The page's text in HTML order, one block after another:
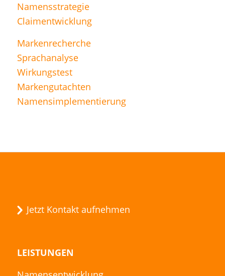
Namensstrategie
Claimentwicklung
Markenrecherche
Sprachanalyse
Wirkungstest
Markengutachten
Namensimplementierung
Jetzt Kontakt aufnehmen
LEISTUNGEN